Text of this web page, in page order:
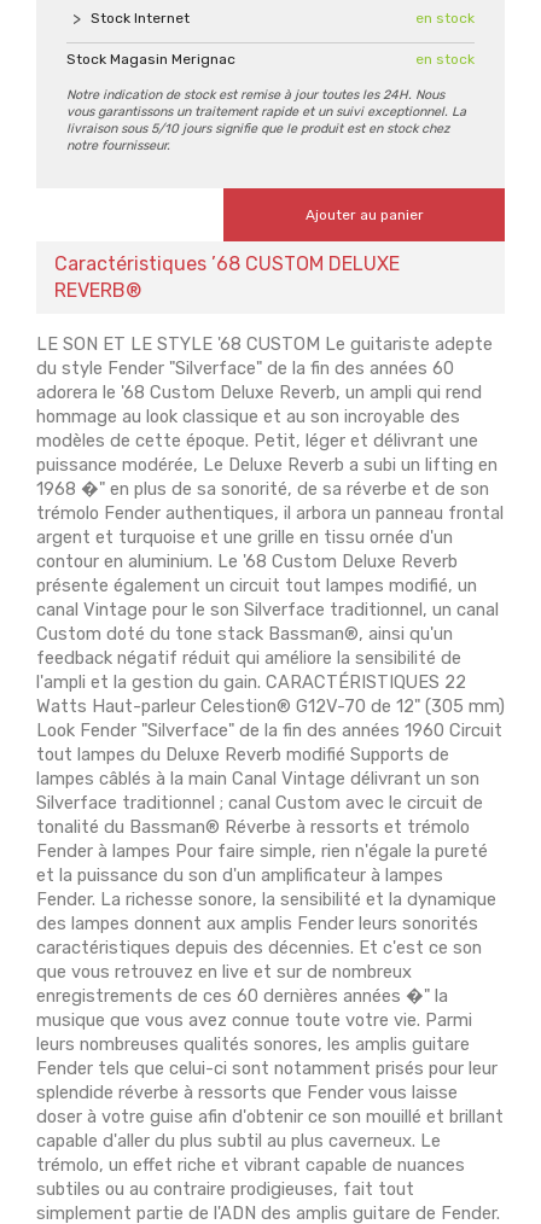
Stock Internet en stock
Stock Magasin Merignac en stock
Notre indication de stock est remise à jour toutes les 24H. Nous
vous garantissons un traitement rapide et un suivi exceptionnel. La
livraison sous 5/10 jours signifie que le produit est en stock chez
notre fournisseur.
Ajouter au panier
Caractéristiques ’68 CUSTOM DELUXE
REVERB®
LE SON ET LE STYLE '68 CUSTOM Le guitariste adepte
du style Fender "Silverface" de la fin des années 60
adorera le '68 Custom Deluxe Reverb, un ampli qui rend
hommage au look classique et au son incroyable des
modèles de cette époque. Petit, léger et délivrant une
puissance modérée, Le Deluxe Reverb a subi un lifting en
1968 �" en plus de sa sonorité, de sa réverbe et de son
trémolo Fender authentiques, il arbora un panneau frontal
argent et turquoise et une grille en tissu ornée d'un
contour en aluminium. Le '68 Custom Deluxe Reverb
présente également un circuit tout lampes modifié, un
canal Vintage pour le son Silverface traditionnel, un canal
Custom doté du tone stack Bassman®, ainsi qu'un
feedback négatif réduit qui améliore la sensibilité de
l'ampli et la gestion du gain. CARACTÉRISTIQUES 22
Watts Haut-parleur Celestion® G12V-70 de 12" (305 mm)
Look Fender "Silverface" de la fin des années 1960 Circuit
tout lampes du Deluxe Reverb modifié Supports de
lampes câblés à la main Canal Vintage délivrant un son
Silverface traditionnel ; canal Custom avec le circuit de
tonalité du Bassman® Réverbe à ressorts et trémolo
Fender à lampes Pour faire simple, rien n'égale la pureté
et la puissance du son d'un amplificateur à lampes
Fender. La richesse sonore, la sensibilité et la dynamique
des lampes donnent aux amplis Fender leurs sonorités
caractéristiques depuis des décennies. Et c'est ce son
que vous retrouvez en live et sur de nombreux
enregistrements de ces 60 dernières années �" la
musique que vous avez connue toute votre vie. Parmi
leurs nombreuses qualités sonores, les amplis guitare
Fender tels que celui-ci sont notamment prisés pour leur
splendide réverbe à ressorts que Fender vous laisse
doser à votre guise afin d'obtenir ce son mouillé et brillant
capable d'aller du plus subtil au plus caverneux. Le
trémolo, un effet riche et vibrant capable de nuances
subtiles ou au contraire prodigieuses, fait tout
simplement partie de l'ADN des amplis guitare de Fender.